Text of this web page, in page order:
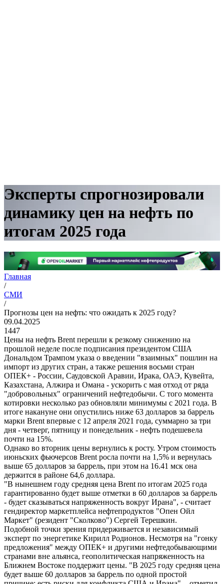
Эксперты спрогнозировали
динамику цен на нефть по
итогам 2025 года
Главная
/
СМИ
/
Прогнозы цен на нефть: что ожидать к 2025 году?
09.04.2025
1447
Цены на нефть Brent перешли к резкому снижению на
прошлой неделе после подписания президентом США
Дональдом Трампом указа о введении "взаимных" пошлин на
импорт из других стран, а также решения восьми стран
ОПЕК+ - России, Саудовской Аравии, Ирака, ОАЭ, Кувейта,
Казахстана, Алжира и Омана - ускорить с мая отход от ряда
"добровольных" ограничений нефтедобычи. С того момента
котировки несколько раз обновляли минимумы с 2021 года. В
итоге накануне они опустились ниже 63 долларов за баррель
марки Brent впервые с 12 апреля 2021 года, суммарно за три
дня - четверг, пятницу и понедельник - нефть подешевела
почти на 15%.
Однако во вторник цены вернулись к росту. Утром стоимость
июньских фьючерсов Brent росла почти на 1,5% и вернулась
выше 65 долларов за баррель, при этом на 16.41 мск она
держится в районе 64,6 доллара.
"В нынешнем году средняя цена Brent по итогам 2025 года
гарантированно будет выше отметки в 60 долларов за баррель
- будет сказываться напряженность вокруг Ирана", - считает
гендиректор маркетплейса нефтепродуктов "Опен Ойл
Маркет" (резидент "Сколково") Сергей Терешкин.
Подобной точки зрения придерживается и независимый
эксперт по энергетике Кирилл Родионов. Несмотря на "гонку
предложения" между ОПЕК+ и другими нефтедобывающими
странами вне альянса, геополитическая напряженность на
Ближнем Востоке поддержит цены. "В 2025 году средняя цена
будет выше 60 долларов за баррель по одной простой